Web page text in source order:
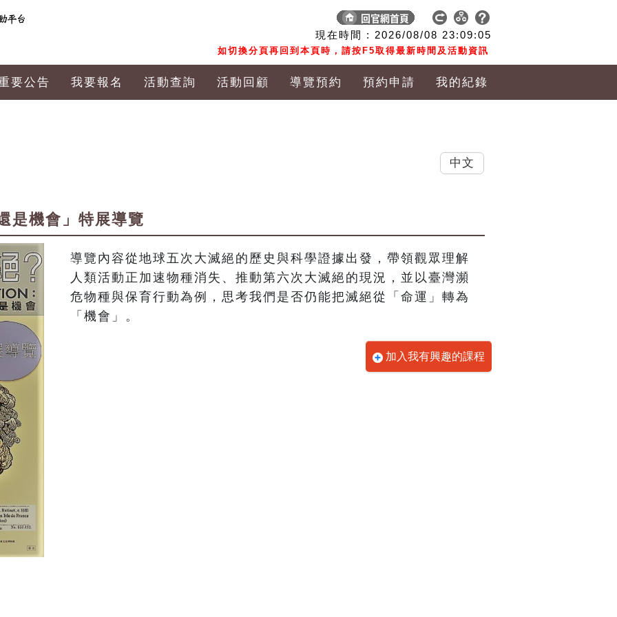
現在時間 : 2026/08/08 23:09:06
如切換分頁再回到本頁時，請按F5取得最新時間及活動資訊
要公告 我要報名 活動查詢 活動回顧 導覽預約 預約申請 我的紀錄
是機會」特展導覽
導覽內容從地球五次大滅絕的歷史與科學證據出發，帶領觀眾理解
人類活動正加速物種消失、推動第六次大滅絕的現況，並以臺灣瀕
危物種與保育行動為例，思考我們是否仍能把滅絕從「命運」轉為
「機會」。
加入我有興趣的課程